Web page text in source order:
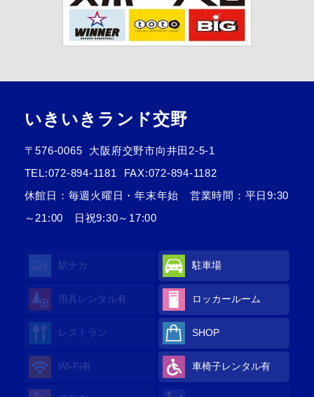
いきいきランド交野
〒576-0065
大阪府交野市向井田2-5-1
TEL:072-894-1181
FAX:072-894-1182
休館日：毎週火曜日・年末年始 営業時間：平日9:30
～21:00 日祝9:30～17:00
駅チカ 駐車場
用具レンタル有 ロッカールーム
レストラン SHOP
Wi-Fi有 車椅子レンタル有